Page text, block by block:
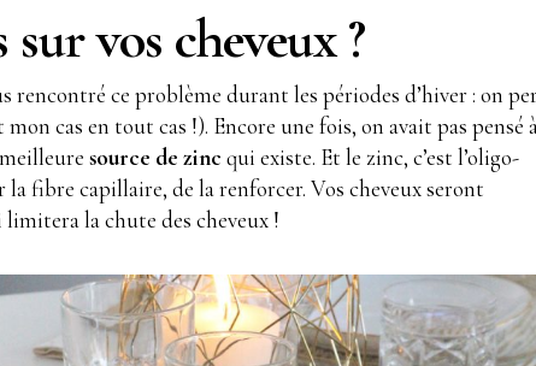
vos cheveux ?
rencontré ce problème durant les périodes d’hiver : on
mon cas en tout cas !). Encore une fois, on avait pas pensé
source de zinc qui existe. Et le zinc, c’est l’oligo-
la fibre capillaire, de la renforcer. Vos cheveux seront
la chute des cheveux !